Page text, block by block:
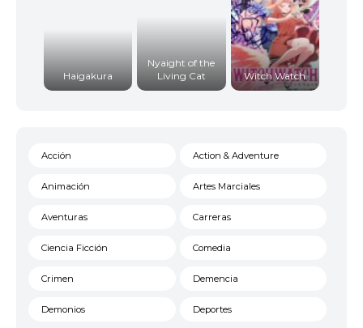
Haigakura
Nyaight of the
Living Cat
Witch Watch
Acción Action & Adventure
Animación Artes Marciales
Aventuras Carreras
Ciencia Ficción Comedia
Crimen Demencia
Demonios Deportes